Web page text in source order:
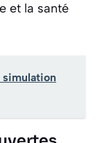
et la santé
simulation